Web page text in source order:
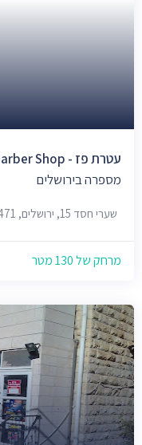
עטרת פז - Barber Shop‎
מספרה בירושלים
שערי חסד 15, ירושלים, 92471
מרחק של 130 מטר